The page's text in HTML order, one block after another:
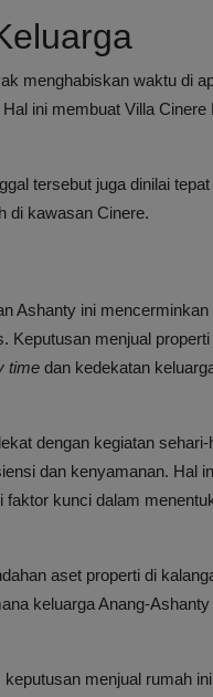
menghabiskan waktu di
ini membuat Villa
tersebut juga dinilai
di kawasan Cinere.
Ashanty ini
menjual
time dan kedekatan
dengan kegiatan
dan kenyamanan. Hal
kunci dalam
aset properti di
keluarga Anang-
menjual rumah